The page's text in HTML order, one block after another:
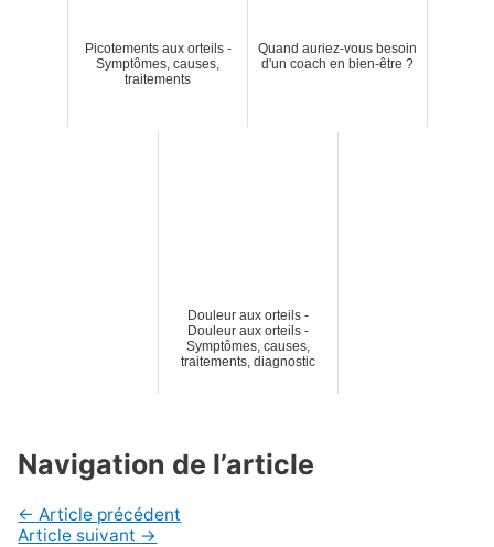
Picotements aux orteils -
Symptômes, causes,
traitements
Quand auriez-vous besoin
d'un coach en bien-être ?
Douleur aux orteils -
Douleur aux orteils -
Symptômes, causes,
traitements, diagnostic
Navigation de l’article
← Article précédent
Article suivant →